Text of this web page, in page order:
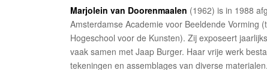
Marjolein van Doorenmaalen (1962) is in 1988
Amsterdamse Academie voor Beeldende Vorming
Hogeschool voor de Kunsten). Zij exposeert
vaak samen met Jaap Burger. Haar vrije werk
tekeningen en assemblages van diverse